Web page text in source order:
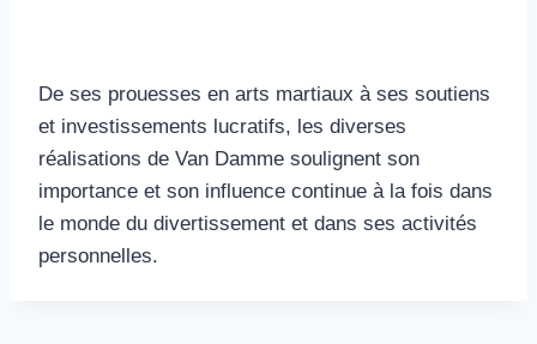
De ses prouesses en arts martiaux à ses soutiens
et investissements lucratifs, les diverses
réalisations de Van Damme soulignent son
importance et son influence continue à la fois dans
le monde du divertissement et dans ses activités
personnelles.